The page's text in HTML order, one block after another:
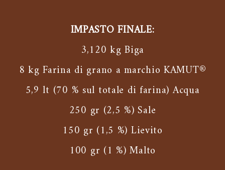
IMPASTO FINALE:
3,120 kg Biga
8 kg Farina di grano a marchio KAMUT®
5,9 lt (70 % sul totale di farina) Acqua
250 gr (2,5 %) Sale
150 gr (1,5 %) Lievito
100 gr (1 %) Malto